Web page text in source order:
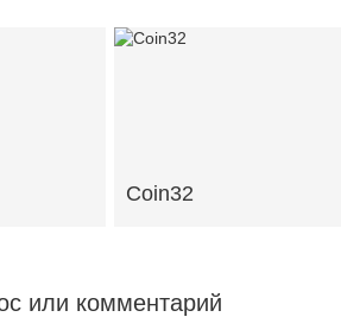
Coin32
или комментарий